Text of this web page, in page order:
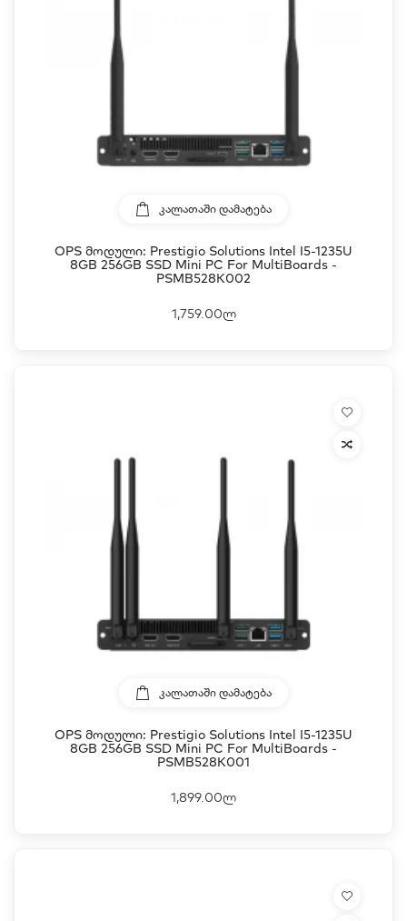
ᲙᲐᲚᲐᲗᲐᲨᲘ ᲓᲐᲛᲐᲢᲔᲑᲐ
OPS Მოდული: Prestigio Solutions Intel I5-1235U
8GB 256GB SSD Mini PC For MultiBoards -
PSMB528K002
1,759.00ლ
ᲙᲐᲚᲐᲗᲐᲨᲘ ᲓᲐᲛᲐᲢᲔᲑᲐ
OPS Მოდული: Prestigio Solutions Intel I5-1235U
8GB 256GB SSD Mini PC For MultiBoards -
PSMB528K001
1,899.00ლ